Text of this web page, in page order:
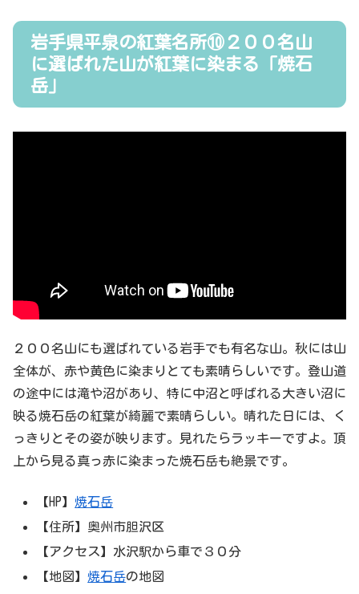
岩手県平泉の紅葉名所⑩２００名山
に選ばれた山が紅葉に染まる「焼石
岳」
２００名山にも選ばれている岩手でも有名な山。秋には山
全体が、赤や黄色に染まりとても素晴らしいです。登山道
の途中には滝や沼があり、特に中沼と呼ばれる大きい沼に
映る焼石岳の紅葉が綺麗で素晴らしい。晴れた日には、く
っきりとその姿が映ります。見れたらラッキーですよ。頂
上から見る真っ赤に染まった焼石岳も絶景です。
【HP】焼石岳
【住所】奥州市胆沢区
【アクセス】水沢駅から車で３０分
【地図】焼石岳の地図